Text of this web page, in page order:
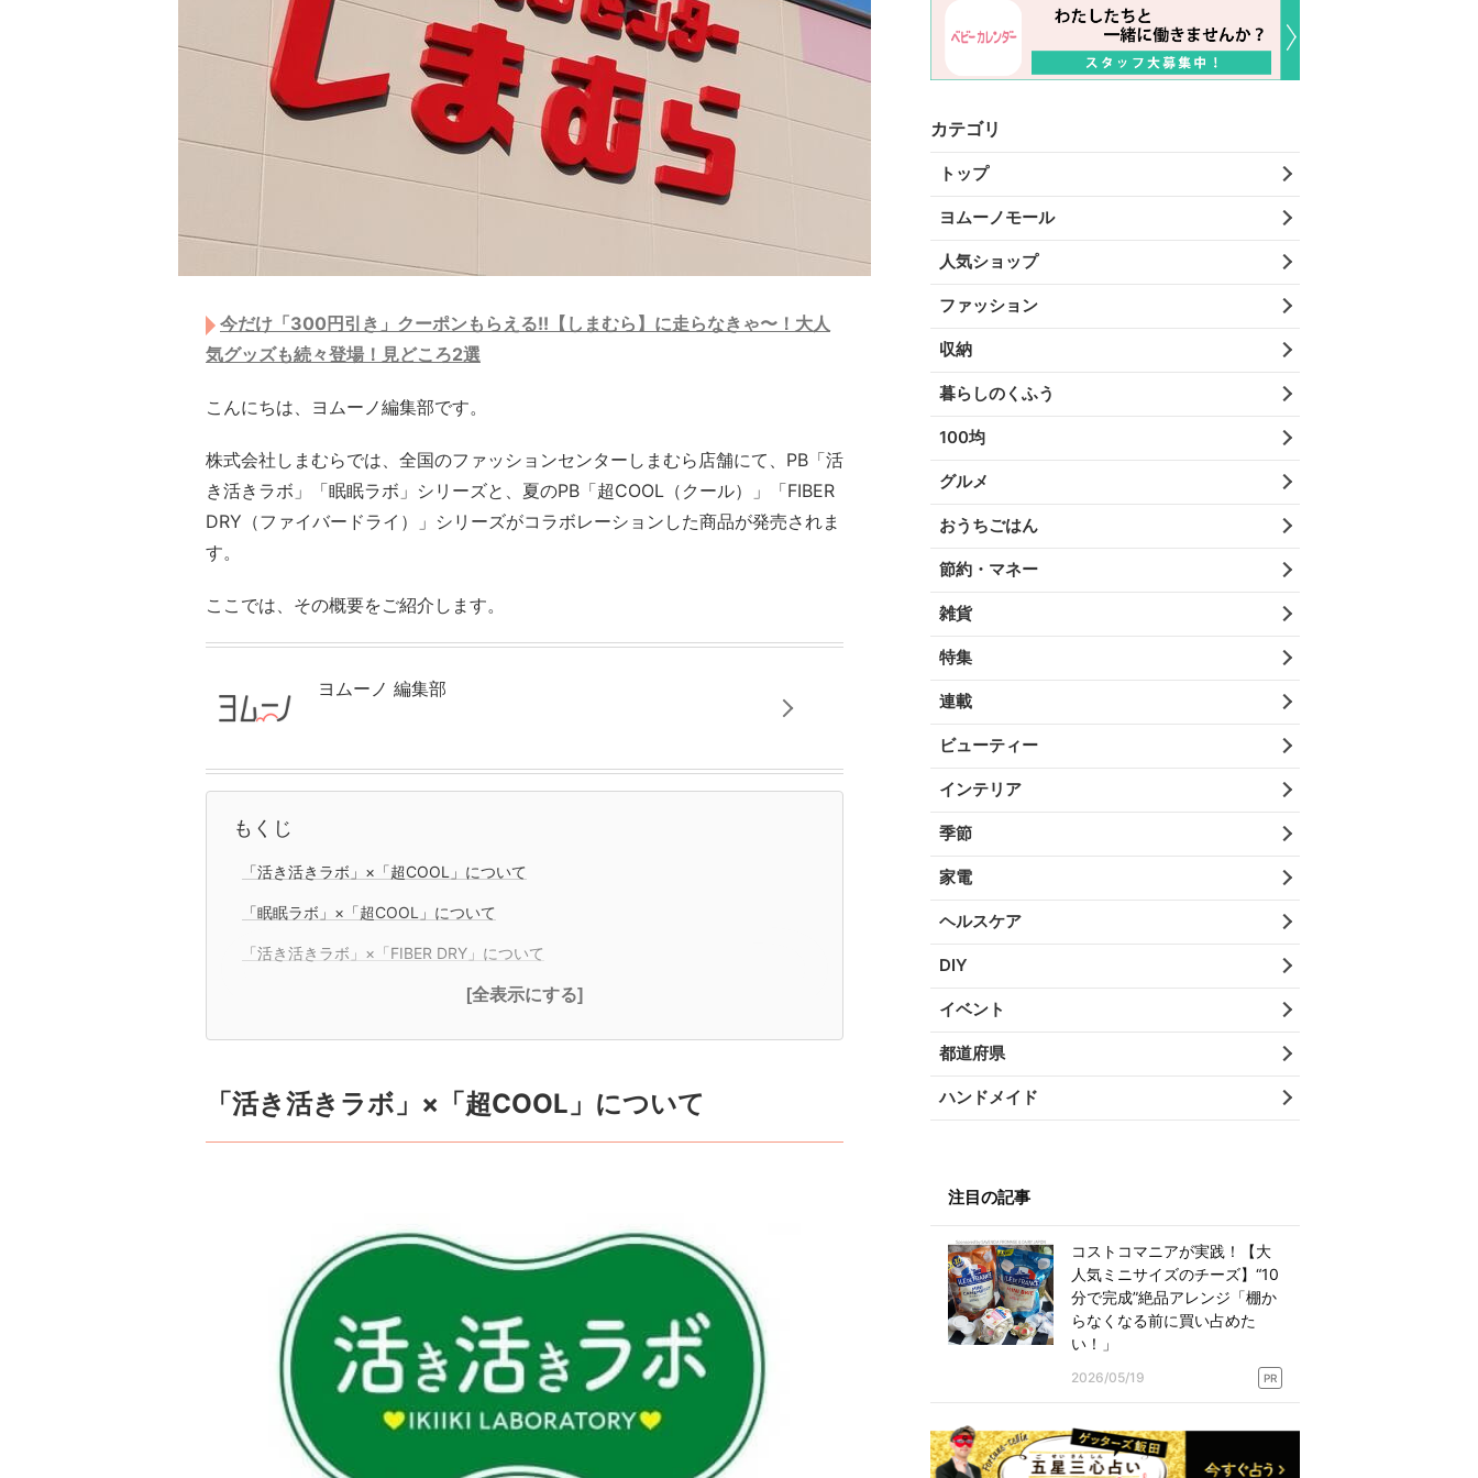
今だけ「300円引き」クーポンもらえる!!【しまむら】に走らなきゃ〜！大人
気グッズも続々登場！見どころ2選
こんにちは、ヨムーノ編集部です。
株式会社しまむらでは、全国のファッションセンターしまむら店舗にて、PB「活
き活きラボ」「眠眠ラボ」シリーズと、夏のPB「超COOL（クール）」「FIBER
DRY（ファイバードライ）」シリーズがコラボレーションした商品が発売されま
す。
ここでは、その概要をご紹介します。
ヨムーノ 編集部
もくじ
「活き活きラボ」×「超COOL」について
「眠眠ラボ」×「超COOL」について
「活き活きラボ」×「FIBER DRY」について
[全表示にする]
「活き活きラボ」×「超COOL」について
カテゴリ
トップ
ヨムーノモール
人気ショップ
ファッション
収納
暮らしのくふう
100均
グルメ
おうちごはん
節約・マネー
雑貨
特集
連載
ビューティー
インテリア
季節
家電
ヘルスケア
DIY
イベント
都道府県
ハンドメイド
注目の記事
コストコマニアが実践！【大
人気ミニサイズのチーズ】“10
分で完成”絶品アレンジ「棚か
らなくなる前に買い占めた
い！」
2026/05/19 PR